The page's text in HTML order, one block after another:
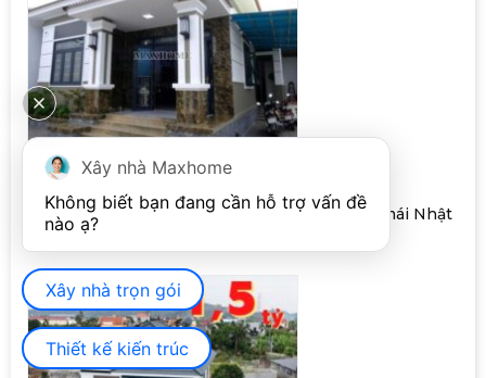
Cùng Maxhome review công trình nhà cấp 4 mái Nhật
tại Đồng Nai | MH05033
Xây nhà Maxhome
Không biết bạn đang cần hỗ trợ vấn đề
Xây nhà trọn gói
Thiết kế kiến trúc